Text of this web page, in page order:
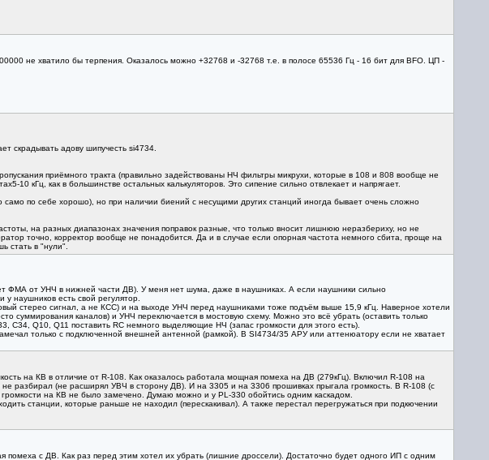
не хватило бы терпения. Оказалось можно +32768 и -32768 т.е. в полосе 65536 Гц - 16 бит для BFO. ЦП -
скрадывать адову шипучесть si4734.
приёмного тракта (правильно задействованы НЧ фильтры микрухи, которые в 108 и 808 вообще не
кГц, как в большинстве остальных калькуляторов. Это сипение сильно отвлекает и напрягает.
само по себе хорошо), но при наличии биений с несущими других станций иногда бывает очень сложно
на разных диапазонах значения поправок разные, что только вносит лишнюю неразбериху, но не
точно, корректор вообще не понадобится. Да и в случае если опорная частота немного сбита, проще на
стать в "нули".
ФМА от УНЧ в нижней части ДВ). У меня нет шума, даже в наушниках. А если наушники сильно
наушников есть свой регулятор.
стерео сигнал, а не КСС) и на выходе УНЧ перед наушниками тоже подъём выше 15,9 кГц. Наверное хотели
суммирования каналов) и УНЧ переключается в мостовую схему. Можно это всё убрать (оставить только
Q10, Q11 поставить RC немного выделяющие НЧ (запас громкости для этого есть).
только с подключенной внешней антенной (рамкой). В SI4734/35 АРУ или аттенюатору если не хватает
на КВ в отличие от R-108. Как оказалось работала мощная помеха на ДВ (279кГц). Включил R-108 на
разбирал (не расширял УВЧ в сторону ДВ). И на 3305 и на 3306 прошивках прыгала громкость. В R-108 (с
на КВ не было замечено. Думаю можно и у PL-330 обойтись одним каскадом.
станции, которые раньше не находил (перескакивал). А также перестал перегружаться при подкючении
с ДВ. Как раз перед этим хотел их убрать (лишние дроссели). Достаточно будет одного ИП с одним